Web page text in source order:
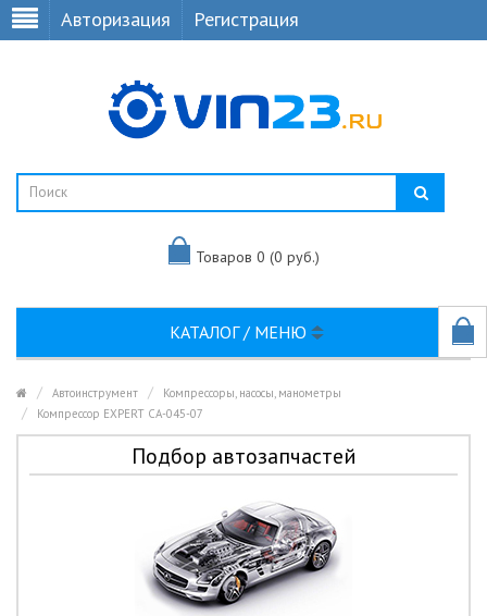
Авторизация Регистрация
Товаров 0 (0 руб.)
КАТАЛОГ / МЕНЮ
Автоинструмент
Компрессоры, насосы, манометры
Компрессор EXPERT CA-045-07
Подбор автозапчастей